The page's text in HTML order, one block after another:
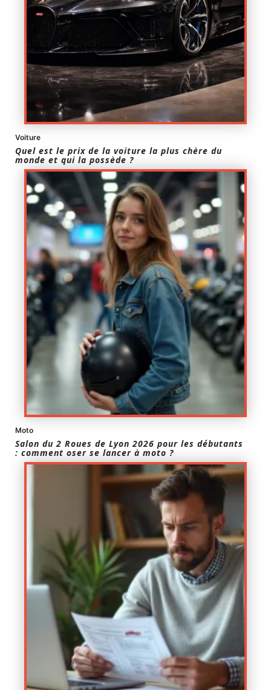
Voiture
Quel est le prix de la voiture la plus chère du
monde et qui la possède ?
Moto
Salon du 2 Roues de Lyon 2026 pour les débutants
: comment oser se lancer à moto ?